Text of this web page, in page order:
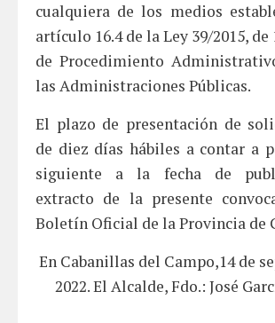
cualquiera de los medios
artículo 16.4 de la Ley 39/2015, de
de Procedimiento
las Administraciones Públicas.
El plazo de presentación de
de diez días hábiles a contar a
siguiente a la fecha de
extracto de la presente
Boletín Oficial de la Provincia de
En Cabanillas del Campo,14 de
2022. El Alcalde, Fdo.: José